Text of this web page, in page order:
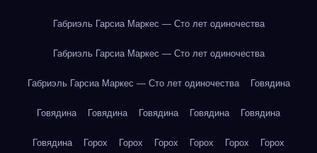
Габриэль Гарсиа Маркес — Сто лет одиночества
Габриэль Гарсиа Маркес — Сто лет одиночества
Габриэль Гарсиа Маркес — Сто лет одиночества Говядина
Говядина Говядина Говядина Говядина Говядина
Говядина Горох Горох Горох Горох Горох Горох